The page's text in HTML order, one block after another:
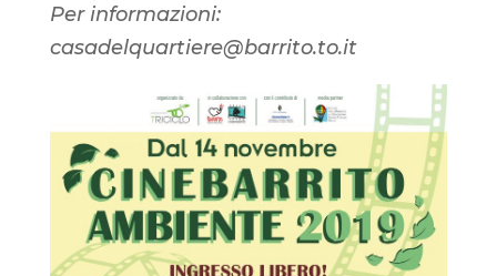
Per informazioni:
casadelquartiere@barrito.to.it